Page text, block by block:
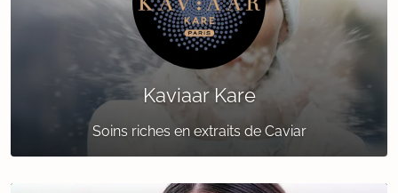
Kaviaar Kare
Soins riches en extraits de Caviar